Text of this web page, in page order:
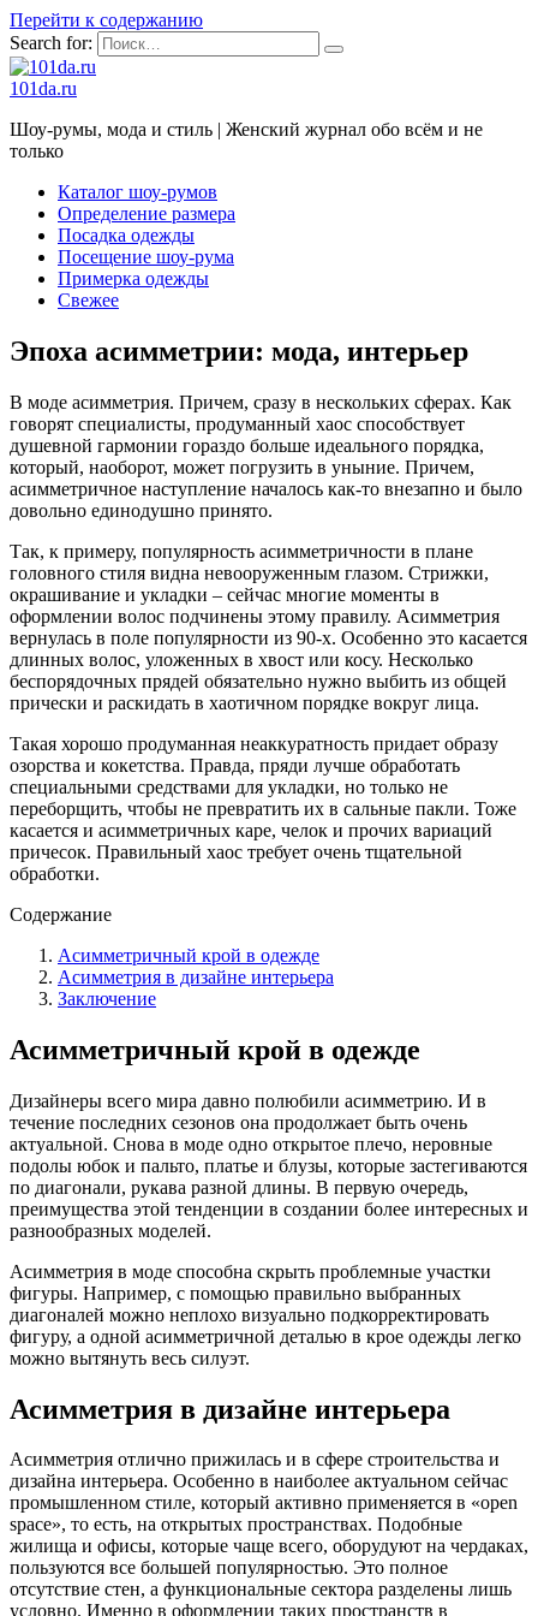
Перейти к содержанию
Search for:
101da.ru
Шоу-румы, мода и стиль | Женский журнал обо всём и не
только
Каталог шоу-румов
Определение размера
Посадка одежды
Посещение шоу-рума
Примерка одежды
Свежее
Эпоха асимметрии: мода, интерьер
В моде асимметрия. Причем, сразу в нескольких сферах. Как
говорят специалисты, продуманный хаос способствует
душевной гармонии гораздо больше идеального порядка,
который, наоборот, может погрузить в уныние. Причем,
асимметричное наступление началось как-то внезапно и было
довольно единодушно принято.
Так, к примеру, популярность асимметричности в плане
головного стиля видна невооруженным глазом. Стрижки,
окрашивание и укладки – сейчас многие моменты в
оформлении волос подчинены этому правилу. Асимметрия
вернулась в поле популярности из 90-х. Особенно это касается
длинных волос, уложенных в хвост или косу. Несколько
беспорядочных прядей обязательно нужно выбить из общей
прически и раскидать в хаотичном порядке вокруг лица.
Такая хорошо продуманная неаккуратность придает образу
озорства и кокетства. Правда, пряди лучше обработать
специальными средствами для укладки, но только не
переборщить, чтобы не превратить их в сальные пакли. Тоже
касается и асимметричных каре, челок и прочих вариаций
причесок. Правильный хаос требует очень тщательной
обработки.
Содержание
Асимметричный крой в одежде
Асимметрия в дизайне интерьера
Заключение
Асимметричный крой в одежде
Дизайнеры всего мира давно полюбили асимметрию. И в
течение последних сезонов она продолжает быть очень
актуальной. Снова в моде одно открытое плечо, неровные
подолы юбок и пальто, платье и блузы, которые застегиваются
по диагонали, рукава разной длины. В первую очередь,
преимущества этой тенденции в создании более интересных и
разнообразных моделей.
Асимметрия в моде способна скрыть проблемные участки
фигуры. Например, с помощью правильно выбранных
диагоналей можно неплохо визуально подкорректировать
фигуру, а одной асимметричной деталью в крое одежды легко
можно вытянуть весь силуэт.
Асимметрия в дизайне интерьера
Асимметрия отлично прижилась и в сфере строительства и
дизайна интерьера. Особенно в наиболее актуальном сейчас
промышленном стиле, который активно применяется в «open
space», то есть, на открытых пространствах. Подобные
жилища и офисы, которые чаще всего, оборудуют на чердаках,
пользуются все большей популярностью. Это полное
отсутствие стен, а функциональные сектора разделены лишь
условно. Именно в оформлении таких пространств в